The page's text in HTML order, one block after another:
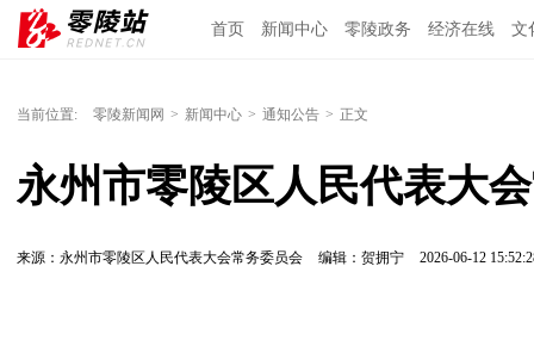
首页 新闻中心 零陵政务 经济在线 文
当前位置: 零陵新闻网 > 新闻中心 > 通知公告 > 正文
永州市零陵区人民代表大
来源：永州市零陵区人民代表大会常务委员会 编辑：贺拥宁 2026-06-12